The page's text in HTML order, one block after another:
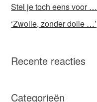
Stel je toch eens voor …
‘Zwolle, zonder dolle …’
Recente reacties
Categorieën